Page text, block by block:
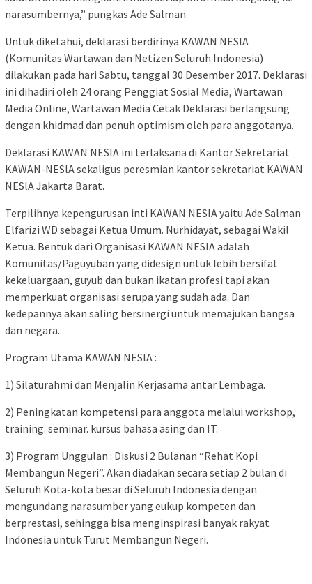
narasumbernya,” pungkas Ade Salman.
Untuk diketahui, deklarasi berdirinya KAWAN NESIA
(Komunitas Wartawan dan Netizen Seluruh Indonesia)
dilakukan pada hari Sabtu, tanggal 30 Desember 2017. Deklarasi
ini dihadiri oleh 24 orang Penggiat Sosial Media, Wartawan
Media Online, Wartawan Media Cetak Deklarasi berlangsung
dengan khidmad dan penuh optimism oleh para anggotanya.
Deklarasi KAWAN NESlA ini terlaksana di Kantor Sekretariat
KAWAN-NESlA sekaligus peresmian kantor sekretariat KAWAN
NESlA Jakarta Barat.
Terpilihnya kepengurusan inti KAWAN NESIA yaitu Ade Salman
Elfarizi WD sebagai Ketua Umum. Nurhidayat, sebagai Wakil
Ketua. Bentuk dari Organisasi KAWAN NESIA adalah
Komunitas/Paguyuban yang didesign untuk lebih bersifat
kekeluargaan, guyub dan bukan ikatan profesi tapi akan
memperkuat organisasi serupa yang sudah ada. Dan
kedepannya akan saling bersinergi untuk memajukan bangsa
dan negara.
Program Utama KAWAN NESlA :
1) Silaturahmi dan Menjalin Kerjasama antar Lembaga.
2) Peningkatan kompetensi para anggota melalui workshop,
training. seminar. kursus bahasa asing dan IT.
3) Program Unggulan : Diskusi 2 Bulanan “Rehat Kopi
Membangun Negeri”. Akan diadakan secara setiap 2 bulan di
Seluruh Kota-kota besar di Seluruh Indonesia dengan
mengundang narasumber yang eukup kompeten dan
berprestasi, sehingga bisa menginspirasi banyak rakyat
Indonesia untuk Turut Membangun Negeri.